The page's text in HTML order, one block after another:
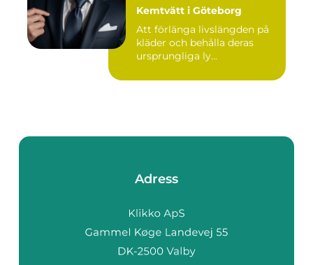
Kemtvätt i Göteborg
Att förlänga livslängden på
kläder och behålla deras
ursprungliga ly...
Adress